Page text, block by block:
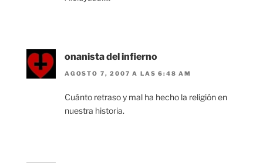
onanista del infierno
AGOSTO 7, 2007 A LAS 6:48 AM
Cuánto retraso y mal ha hecho la religión en
nuestra historia.